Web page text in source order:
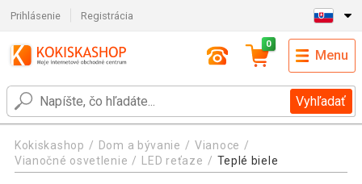
Prihlásenie Registrácia
Vyhľadať
0
Menu
Kokiskashop Dom a bývanie
Vianoce
Vianočné osvetlenie
LED reťaze Teplé biele